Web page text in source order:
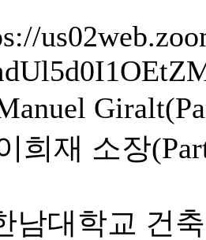
희재 소장
남대학교 건